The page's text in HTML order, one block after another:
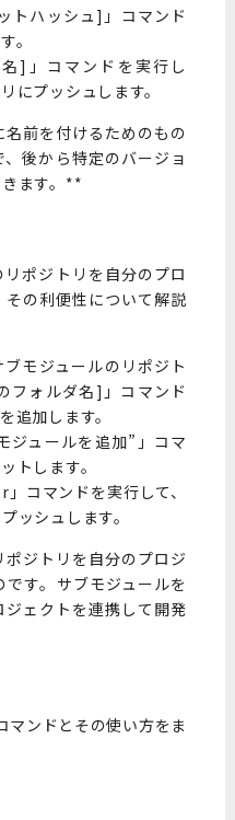
ハッシュ]」コマンド
。
]」コマンドを実行し
にプッシュします。
前を付けるためのもの
後から特定のバージョ
ます。**
ポジトリを自分のプロ
の利便性について解説
モジュールのリポジト
フォルダ名]」コマンド
追加します。
ュールを追加”」コマ
トします。
コマンドを実行して、
ッシュします。
ジトリを自分のプロジ
す。サブモジュールを
ェクトを連携して開発
ンドとその使い方をま